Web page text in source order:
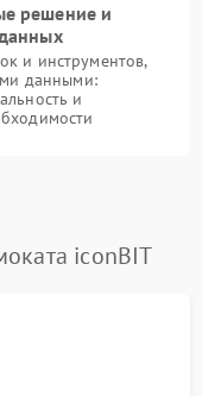
решение и
и инструментов,
данными:
и
iconBIT